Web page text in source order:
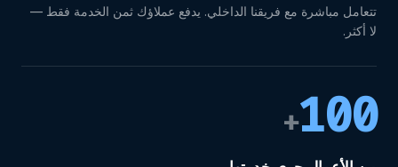
تتعامل مباشرة مع فريقنا الداخلي. يدفع عملاؤك ثمن الخدمة فقط —
لا أكثر.
100
+